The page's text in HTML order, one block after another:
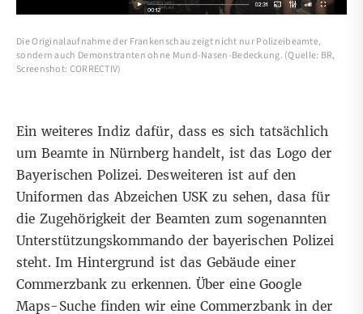
Die Originalaufnahme der Frankenschau zeigt nicht nur Polizeibeamte,
sondern auch Demonstranten ohne Mund-Nasen-Bedeckung. (Quelle: BR,
Screenshot: CORRECTIV)
Ein weiteres Indiz dafür, dass es sich tatsächlich
um Beamte in Nürnberg handelt, ist das Logo der
Bayerischen Polizei. Desweiteren ist auf den
Uniformen das Abzeichen USK zu sehen, dasa für
die Zugehörigkeit der Beamten zum sogenannten
Unterstützungskommando der bayerischen Polizei
steht. Im Hintergrund ist das Gebäude einer
Commerzbank zu erkennen. Über eineGoogle
Maps-Suche finden wir eine Commerzbank in der